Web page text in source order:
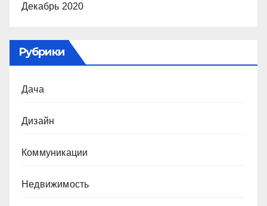
Декабрь 2020
Рубрики
Дача
Дизайн
Коммуникации
Недвижимость